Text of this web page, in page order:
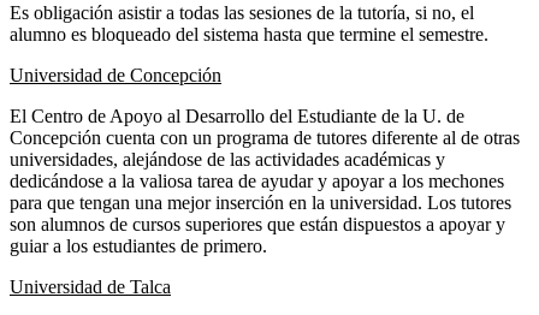
Es obligación asistir a todas las sesiones de la tutoría, si no, el
alumno es bloqueado del sistema hasta que termine el semestre.
Universidad de Concepción
El Centro de Apoyo al Desarrollo del Estudiante de la U. de
Concepción cuenta con un programa de tutores diferente al de otras
universidades, alejándose de las actividades académicas y
dedicándose a la valiosa tarea de ayudar y apoyar a los mechones
para que tengan una mejor inserción en la universidad. Los tutores
son alumnos de cursos superiores que están dispuestos a apoyar y
guiar a los estudiantes de primero.
Universidad de Talca